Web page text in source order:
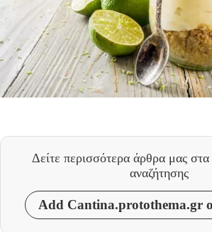
Δείτε περισσότερα άρθρα μας στα
αναζήτησης
Add Cantina.protothema.gr